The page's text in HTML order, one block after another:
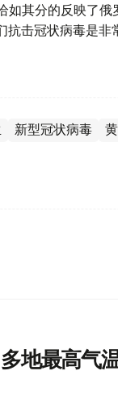
如其分的反映了
抗击冠状病毒是非
新型冠状病毒
地最高气